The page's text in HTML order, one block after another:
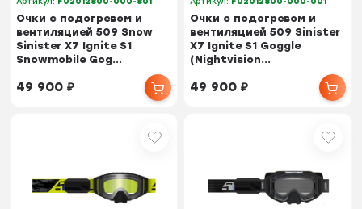
Очки с подогревом и
вентиляцией 509 Snow
Sinister X7 Ignite S1
Snowmobile Gog...
49 900₽
Очки с подогревом и
вентиляцией 509 Sinister
X7 Ignite S1 Goggle
(Nightvision...
49 900₽